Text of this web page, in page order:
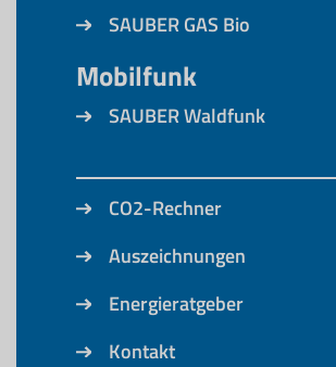
SAUBER GAS Bio
Mobilfunk
SAUBER Waldfunk
CO2-Rechner
Auszeichnungen
Energieratgeber
Kontakt